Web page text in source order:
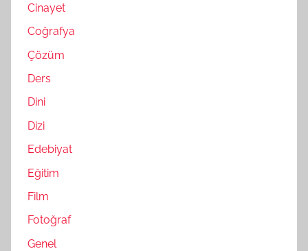
Cinayet
Coğrafya
Çözüm
Ders
Dini
Dizi
Edebiyat
Eğitim
Film
Fotoğraf
Genel